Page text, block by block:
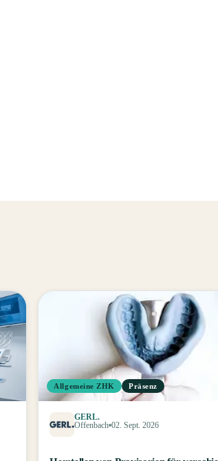
Allgemeine ZHK Präsenz
GERL.
Offenbach 02. Sept. 2026